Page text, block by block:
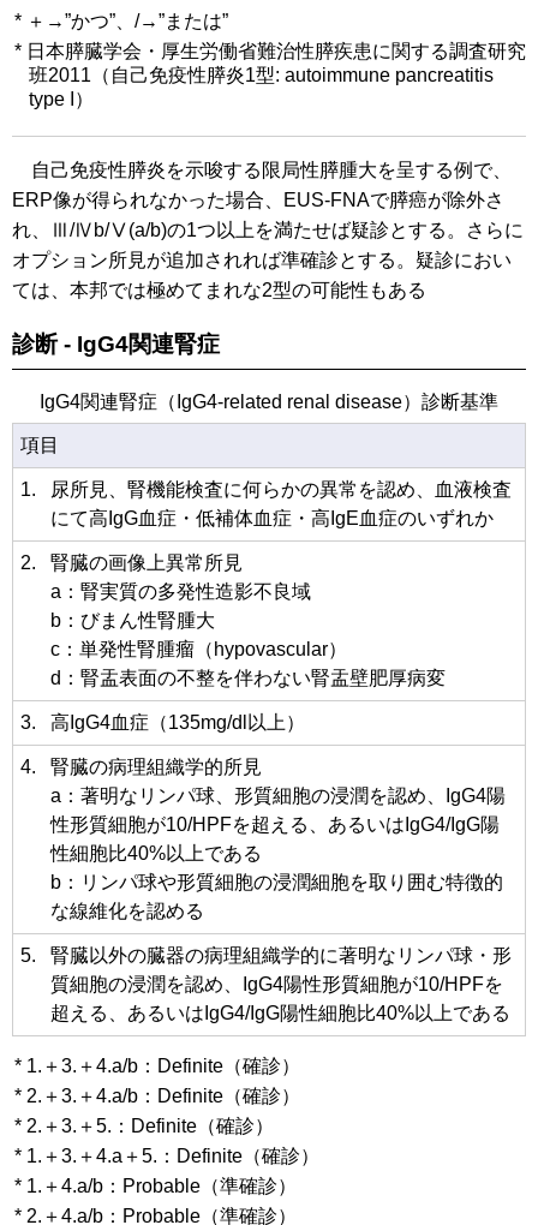
* ＋→”かつ”、/→”または”
* 日本膵臓学会・厚生労働省難治性膵疾患に関する調査研究
班2011（自己免疫性膵炎1型: autoimmune pancreatitis
type I）
自己免疫性膵炎を示唆する限局性膵腫大を呈する例で、
ERP像が得られなかった場合、EUS-FNAで膵癌が除外さ
れ、Ⅲ/Ⅳb/Ⅴ(a/b)の1つ以上を満たせば疑診とする。さらに
オプション所見が追加されれば準確診とする。疑診におい
ては、本邦では極めてまれな2型の可能性もある
診断 - IgG4関連腎症
IgG4関連腎症（IgG4-related renal disease）診断基準
項目
1.
尿所見、腎機能検査に何らかの異常を認め、血液検査
にて高IgG血症・低補体血症・高IgE血症のいずれか
2.
腎臓の画像上異常所見
a：腎実質の多発性造影不良域
b：びまん性腎腫大
c：単発性腎腫瘤（hypovascular）
d：腎盂表面の不整を伴わない腎盂壁肥厚病変
3. 高IgG4血症（135mg/dl以上）
4.
腎臓の病理組織学的所見
a：著明なリンパ球、形質細胞の浸潤を認め、IgG4陽
性形質細胞が10/HPFを超える、あるいはIgG4/IgG陽
性細胞比40%以上である
b：リンパ球や形質細胞の浸潤細胞を取り囲む特徴的
な線維化を認める
5.
腎臓以外の臓器の病理組織学的に著明なリンパ球・形
質細胞の浸潤を認め、IgG4陽性形質細胞が10/HPFを
超える、あるいはIgG4/IgG陽性細胞比40%以上である
* 1.＋3.＋4.a/b：Definite（確診）
* 2.＋3.＋4.a/b：Definite（確診）
* 2.＋3.＋5.：Definite（確診）
* 1.＋3.＋4.a＋5.：Definite（確診）
* 1.＋4.a/b：Probable（準確診）
* 2.＋4.a/b：Probable（準確診）